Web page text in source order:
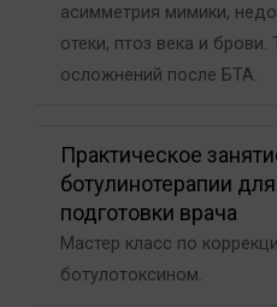
асимметрия мимики,
отеки, птоз века и брови.
осложнений после БТА.
Практическое
ботулинотерапии
подготовки врача
Мастер класс по
ботулотоксином.